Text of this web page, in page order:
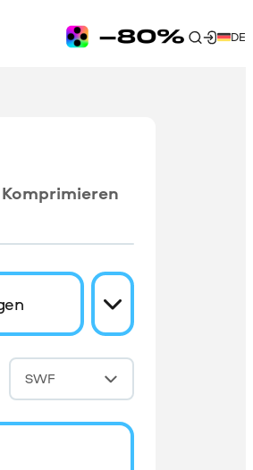
DE
Komprimieren
SWF